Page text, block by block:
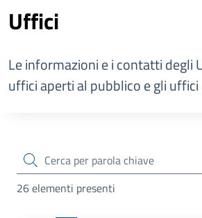
Uffici
Le informazioni e i contatti degli
uffici aperti al pubblico e gli uffici
cerca
26 elementi presenti